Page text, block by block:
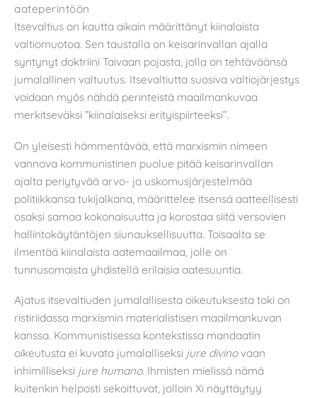
aateperintöön
Itsevaltius on kautta aikain määrittänyt kiinalaista
valtiomuotoa. Sen taustalla on keisarinvallan ajalla
syntynyt doktriini Taivaan pojasta, jolla on tehtäväänsä
jumalallinen valtuutus. Itsevaltiutta suosiva valtiojärjestys
voidaan myös nähdä perinteistä maailmankuvaa
merkitseväksi ”kiinalaiseksi erityispiirteeksi”.
On yleisesti hämmentävää, että marxismin nimeen
vannova kommunistinen puolue pitää keisarinvallan
ajalta periytyvää arvo- ja uskomusjärjestelmää
politiikkansa tukijalkana, määrittelee itsensä aatteellisesti
osaksi samaa kokonaisuutta ja korostaa siitä versovien
hallintokäytäntöjen siunauksellisuutta. Toisaalta se
ilmentää kiinalaista aatemaailmaa, jolle on
tunnusomaista yhdistellä erilaisia aatesuuntia.
Ajatus itsevaltiuden jumalallisesta oikeutuksesta toki on
ristiriidassa marxismin materialistisen maailmankuvan
kanssa. Kommunistisessa kontekstissa mandaatin
oikeutusta ei kuvata jumalalliseksi jure divinovaan
inhimilliseksi jure humano. Ihmisten mielissä nämä
kuitenkin helposti sekoittuvat, jolloin Xi näyttäytyy